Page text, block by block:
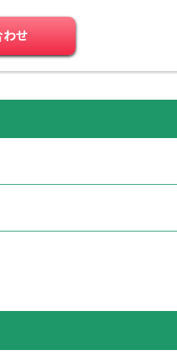
せ